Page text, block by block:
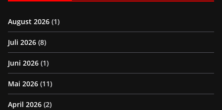
August 2026 (1)
Juli 2026 (8)
Juni 2026 (1)
Mai 2026 (11)
April 2026 (2)